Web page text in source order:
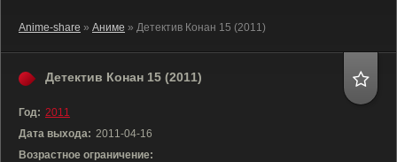
Anime-share » Аниме » Детектив Конан 15 (2011)
Детектив Конан 15 (2011)
Год: 2011
Дата выхода: 2011-04-16
Возрастное ограничение: